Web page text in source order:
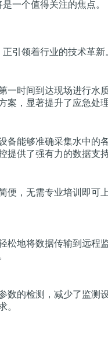
一个值得关注的焦点。
引领着行业的技术革新
一时间到达现场进行水
案，显著提升了应急处理
备能够准确采集水中的
提供了强有力的数据支持
便，无需专业培训即可
松地将数据传输到远程
数的检测，减少了监测
。